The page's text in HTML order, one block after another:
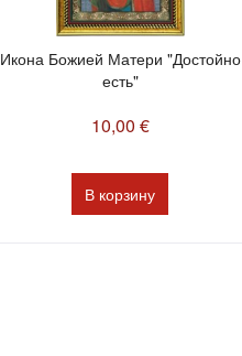
Икона Божией Матери "Достойно
есть"
10,00 €
В корзину